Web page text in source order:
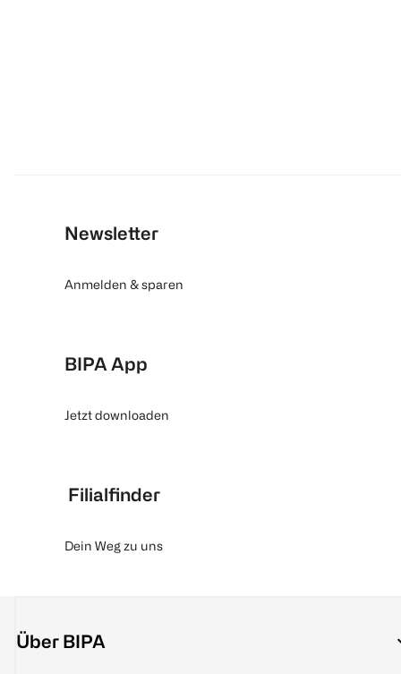
Newsletter
Anmelden & sparen
BIPA App
Jetzt downloaden
Filialfinder
Dein Weg zu uns
Über BIPA